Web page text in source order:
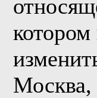
Москва,